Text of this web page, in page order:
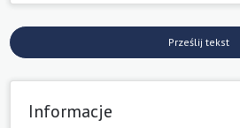
Prześlij tekst
Informacje